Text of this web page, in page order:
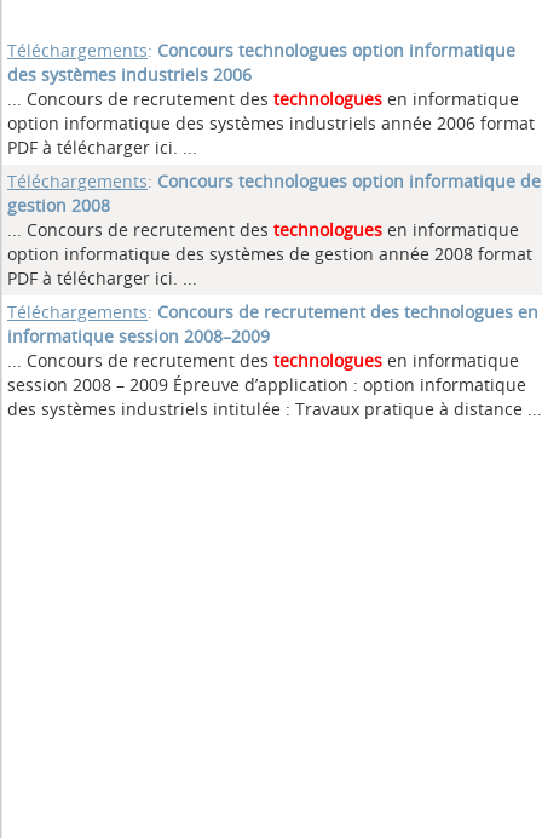
Téléchargements: Concours technologues option informatique
des systèmes industriels 2006
... Concours de recrutement des technologues en informatique
option informatique des systèmes industriels année 2006 format
PDF à télécharger ici. ...
Téléchargements: Concours technologues option informatique de
gestion 2008
... Concours de recrutement des technologues en informatique
option informatique des systèmes de gestion année 2008 format
PDF à télécharger ici. ...
Téléchargements: Concours de recrutement des technologues en
informatique session 2008–2009
... Concours de recrutement des technologues en informatique
session 2008 – 2009 Épreuve d’application : option informatique
des systèmes industriels intitulée : Travaux pratique à distance ...